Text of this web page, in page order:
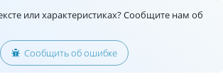
или характеристиках? Сообщите нам об
Сообщить об ошибке